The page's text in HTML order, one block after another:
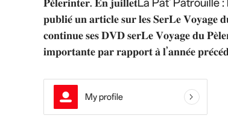
𝐩𝐮𝐛𝐥𝐢𝐞́ 𝐮𝐧 𝐚𝐫𝐭𝐢𝐜𝐥𝐞 𝐬𝐮𝐫 𝐥𝐞𝐬 𝐒𝐞𝐫𝐋𝐞
𝐜𝐨𝐧𝐭𝐢𝐧𝐮𝐞 𝐬𝐞𝐬 𝐃𝐕𝐃 𝐬𝐞𝐫𝐋𝐞 𝐕𝐨𝐲𝐚𝐠𝐞 𝐝𝐮
𝐢𝐦𝐩𝐨𝐫𝐭𝐚𝐧𝐭𝐞 𝐩𝐚𝐫 𝐫𝐚𝐩𝐩𝐨𝐫𝐭 𝐚̀ 𝐥’𝐚𝐧𝐧𝐞́𝐞
My profile